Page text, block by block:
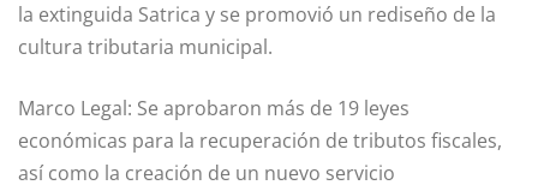
la extinguida Satrica y se promovió un rediseño de la
cultura tributaria municipal.
Marco Legal: Se aprobaron más de 19 leyes
económicas para la recuperación de tributos fiscales,
así como la creación de un nuevo servicio